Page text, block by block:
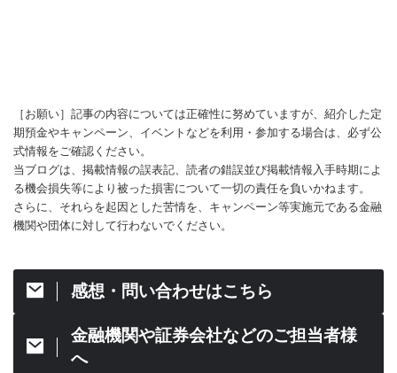
［お願い］記事の内容については正確性に努めていますが、紹介した定
期預金やキャンペーン、イベントなどを利用・参加する場合は、必ず公
式情報をご確認ください。
当ブログは、掲載情報の誤表記、読者の錯誤並び掲載情報入手時期によ
る機会損失等により被った損害について一切の責任を負いかねます。
さらに、それらを起因とした苦情を、キャンペーン等実施元である金融
機関や団体に対して行わないでください。
感想・問い合わせはこちら
金融機関や証券会社などのご担当者様
へ